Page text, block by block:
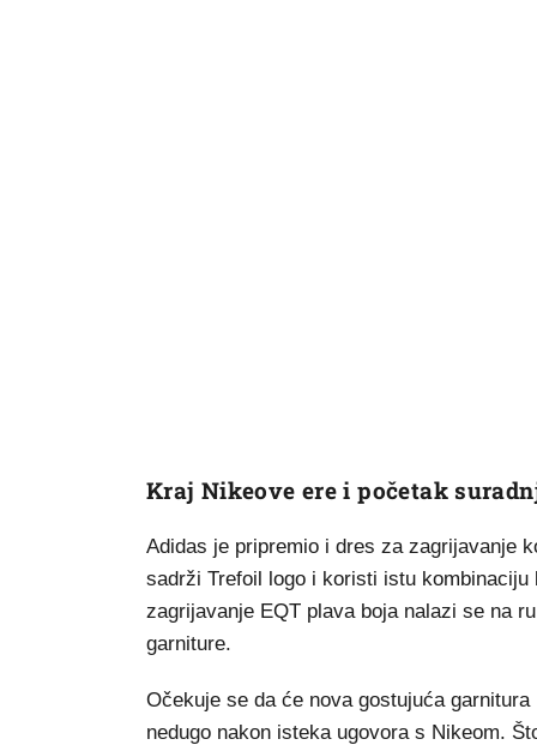
Kraj Nikeove ere i početak
Adidas je pripremio i dres za zagrijavanje
sadrži Trefoil logo i koristi istu
zagrijavanje EQT plava boja nalazi se na
garniture.
Očekuje se da će nova gostujuća
nedugo nakon isteka ugovora s Nikeom.